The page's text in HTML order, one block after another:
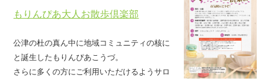
もりんぴあ大人お散歩倶楽部
公津の杜の真ん中に地域コミュニティの核に
と誕生したもりんぴあこうづ。
さらに多くの方にご利用いただけるようサロ